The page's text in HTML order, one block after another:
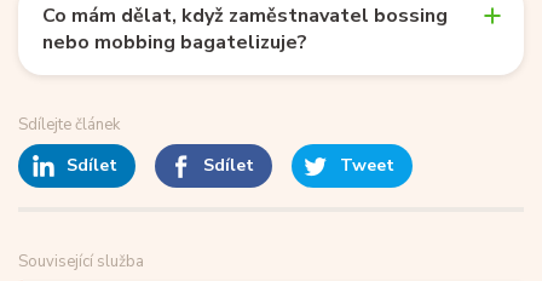
Co mám dělat, když zaměstnavatel bossing
nebo mobbing bagatelizuje?
Sdílejte článek
Sdílet Sdílet Tweet
Související služba